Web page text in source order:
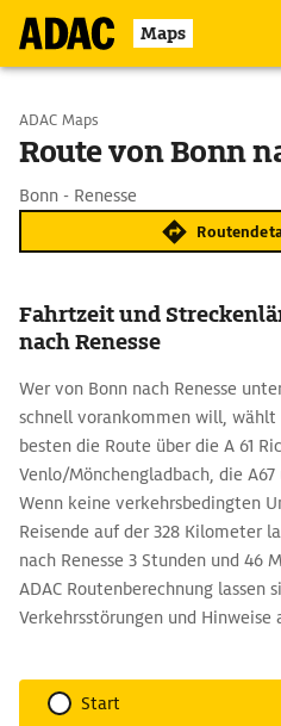
Maps
Start wählen
ADAC Maps
Route von Bonn
Bonn - Renesse
Fahrtzeit und
nach Renesse
Wer von Bonn nach Renesse
schnell vorankommen will,
besten die Route über die A 61
Venlo/Mönchengladbach, die
Wenn keine verkehrsbedingten
Reisende auf der 328 Kilometer
nach Renesse 3 Stunden und 46
ADAC Routenberechnung
Verkehrsstörungen und Hinweise
Start